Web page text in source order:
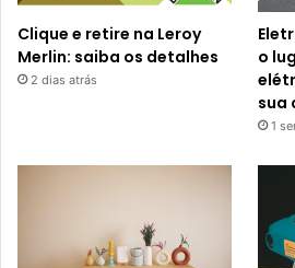
Clique e retire na Leroy
Merlin: saiba os detalhes
2 dias atrás
o
sua
1